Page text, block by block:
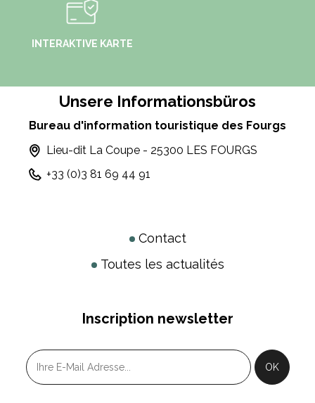
INTERAKTIVE KARTE
Unsere Informationsbüros
Bureau d'information touristique des Fourgs
Lieu-dit La Coupe - 25300 LES FOURGS
+33 (0)3 81 69 44 91
Contact
Toutes les actualités
Inscription newsletter